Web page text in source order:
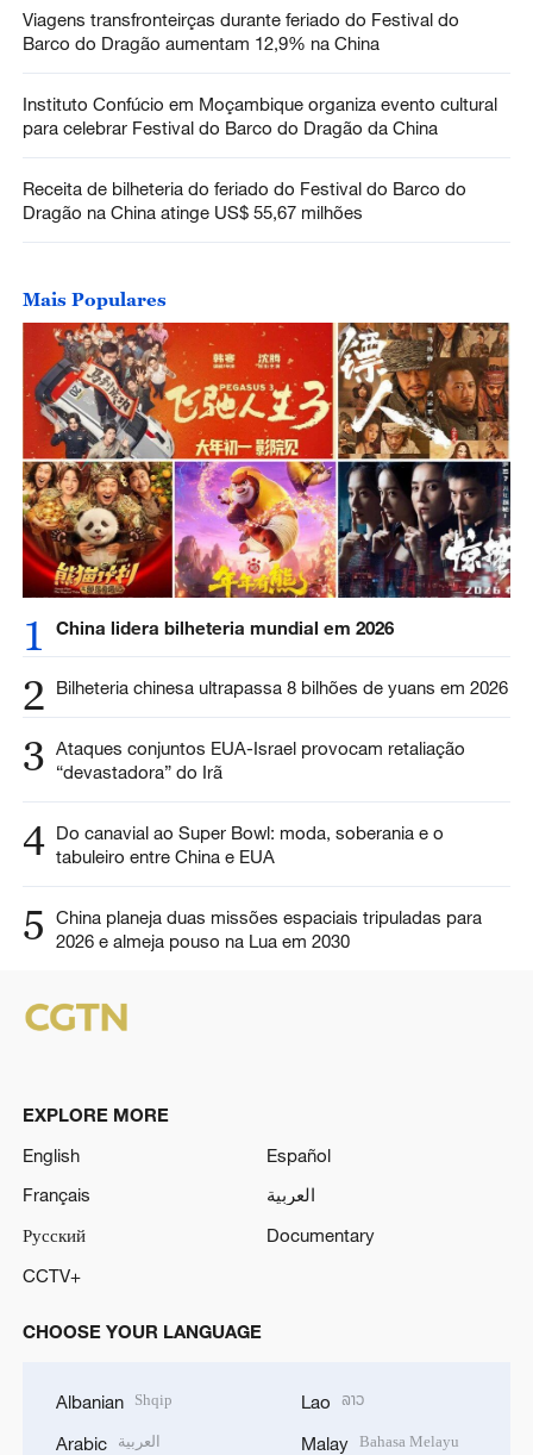
Viagens transfronteirças durante feriado do Festival do
Barco do Dragão aumentam 12,9% na China
Instituto Confúcio em Moçambique organiza evento cultural
para celebrar Festival do Barco do Dragão da China
Receita de bilheteria do feriado do Festival do Barco do
Dragão na China atinge US$ 55,67 milhões
Mais Populares
1 China lidera bilheteria mundial em 2026
2 Bilheteria chinesa ultrapassa 8 bilhões de yuans em 2026
3 Ataques conjuntos EUA-Israel provocam retaliação
“devastadora” do Irã
4 Do canavial ao Super Bowl: moda, soberania e o
tabuleiro entre China e EUA
5
China planeja duas missões espaciais tripuladas para
2026 e almeja pouso na Lua em 2030
EXPLORE MORE
English
Español
Français
العربية
Русский
Documentary
CCTV+
CHOOSE YOUR LANGUAGE
Albanian Shqip
Arabic العربية
Lao ລາວ
Malay Bahasa Melayu